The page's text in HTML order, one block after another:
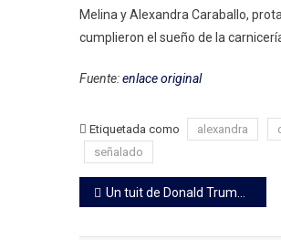
Melina y Alexandra Caraballo,
cumplieron el sueño de la
Fuente:enlace original
Etiquetada como alexandra
señalado
Navegación
de
Un tuit de Donald Trump movió el timón en el mercado de la soja